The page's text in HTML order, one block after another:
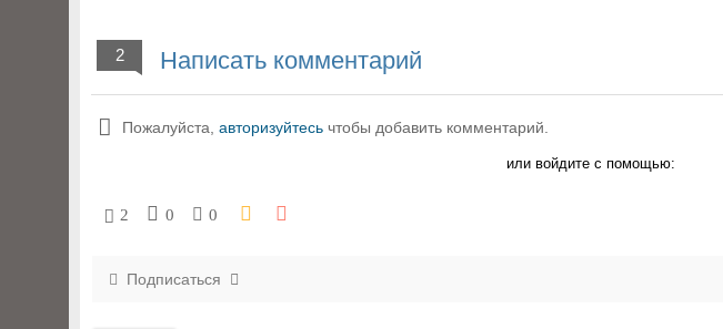
2 Написать комментарий
Пожалуйста, авторизуйтесь чтобы добавить комментарий.
или войдите с помощью:
2 0 0
Подписаться